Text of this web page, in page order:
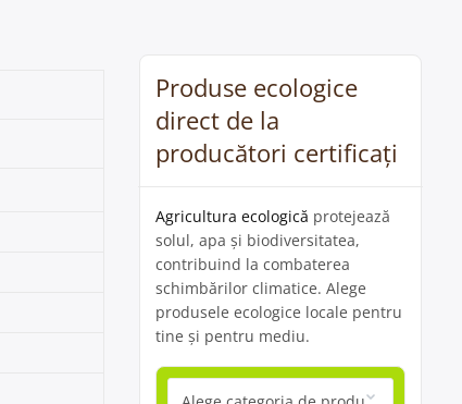
Produse ecologice
direct de la
producători certificați
Agricultura ecologică protejează
solul, apa și biodiversitatea,
contribuind la combaterea
schimbărilor climatice. Alege
produsele ecologice locale pentru
tine și pentru mediu.